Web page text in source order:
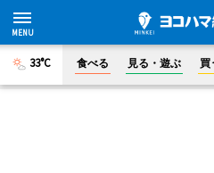
33°C 食べる 見る・遊ぶ 買